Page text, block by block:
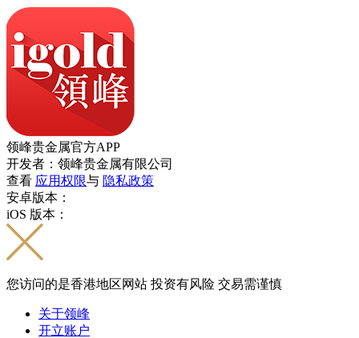
领峰贵金属官方APP
开发者：领峰贵金属有限公司
查看 应用权限与 隐私政策
安卓版本：
iOS 版本：
您访问的是香港地区网站 投资有风险 交易需谨慎
关于领峰
开立账户